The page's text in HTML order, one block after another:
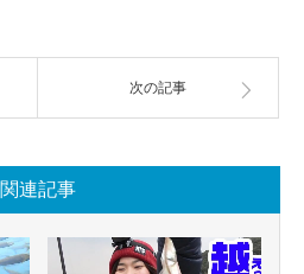
次の記事
関連記事